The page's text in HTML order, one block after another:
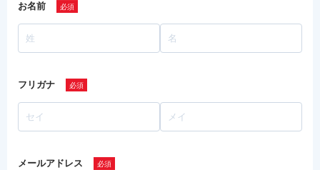
お名前
フリガナ
メールアドレス